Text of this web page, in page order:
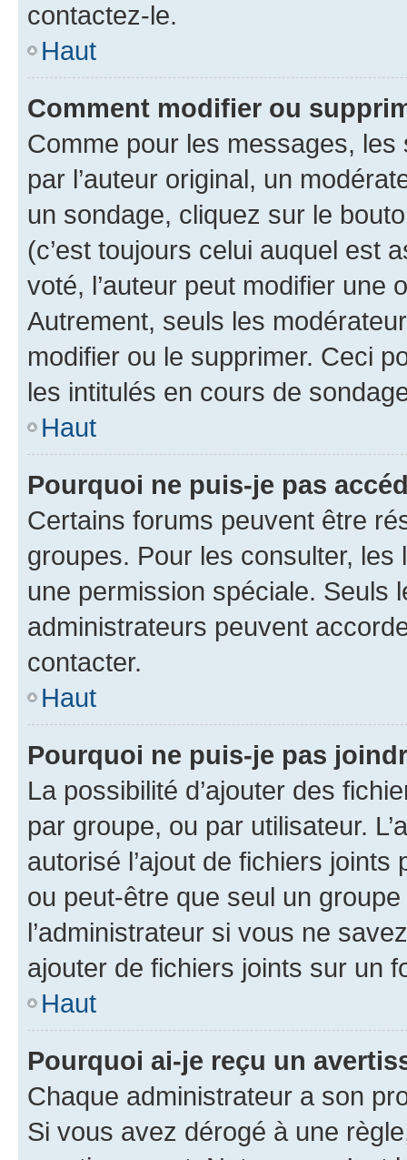
contactez-le.
Haut
Comment modifier ou
Comme pour les messages,
par l’auteur original, un
un sondage, cliquez sur le
(c’est toujours celui auquel est
voté, l’auteur peut modifier une
Autrement, seuls les
modifier ou le supprimer. Ceci
les intitulés en cours de
Haut
Pourquoi ne puis-je pas
Certains forums peuvent être
groupes. Pour les consulter,
une permission spéciale. Seuls
administrateurs peuvent
contacter.
Haut
Pourquoi ne puis-je pas
La possibilité d’ajouter des
par groupe, ou par utilisateur.
autorisé l’ajout de fichiers
ou peut-être que seul un
l’administrateur si vous ne
ajouter de fichiers joints sur un
Haut
Pourquoi ai-je reçu un
Chaque administrateur a son
Si vous avez dérogé à une